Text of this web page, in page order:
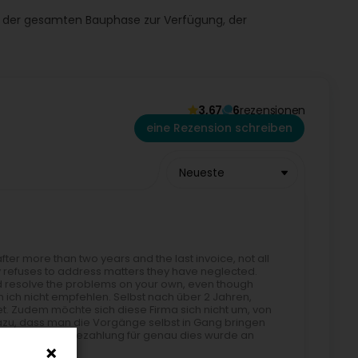
gesamten Bauphase zur Verfügung, der
individuelles Angebotfür die
3,67 6rezensionen
eine Rezension schreiben
Neueste
more than two years and the last invoice, not all
to address matters they have neglected.
the problems on your own, even though
nicht empfehlen. Selbst nach über 2 Jahren,
Zudem möchte sich diese Firma sich nicht um, von
dass man die Vorgänge selbst in Gang bringen
aber die Bezahlung für genau dies wurde an